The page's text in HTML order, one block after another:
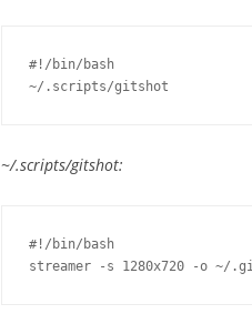
#!/bin/bash
~/.scripts/gitshot
~/.scripts/gitshot:
#!/bin/bash
streamer -s 1280x720 -o ~/